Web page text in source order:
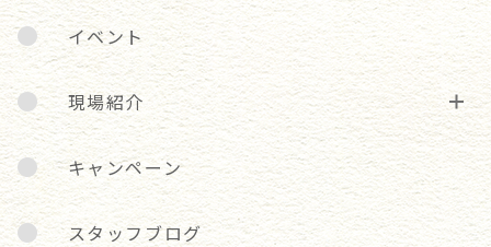
イベント
現場紹介
キャンペーン
スタッフブログ